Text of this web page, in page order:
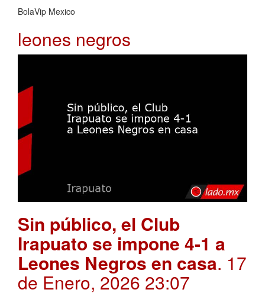
BolaVip Mexico
leones negros
Sin público, el Club
Irapuato se impone 4-1 a
Leones Negros en casa. 17
de Enero, 2026 23:07